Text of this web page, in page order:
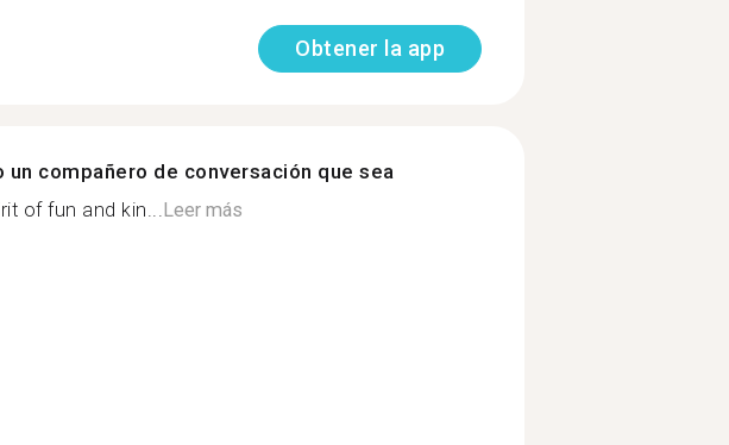
Obtener la app
un compañero de conversación que sea
of fun and kin...Leer más